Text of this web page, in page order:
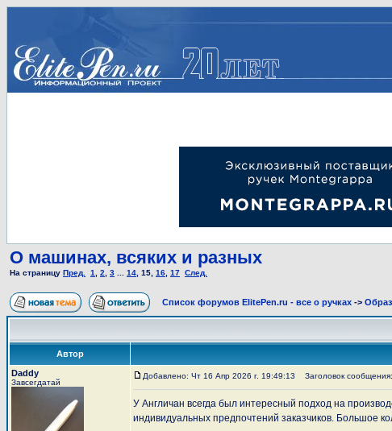
О машинах, всяких и разных
На страницу Пред. 1 2 3 14 15 16 17 След.
Список форумов ElitePen.ru - все о ручках ->
Автор
Daddy
Завсегдатай
Добавлено: Чт 16 Апр 2026 г. 19:49:13 Заголовок сообщения:
У Англичан всегда был интересный подход на
индивидуальных предпочтений заказчиков. Большое